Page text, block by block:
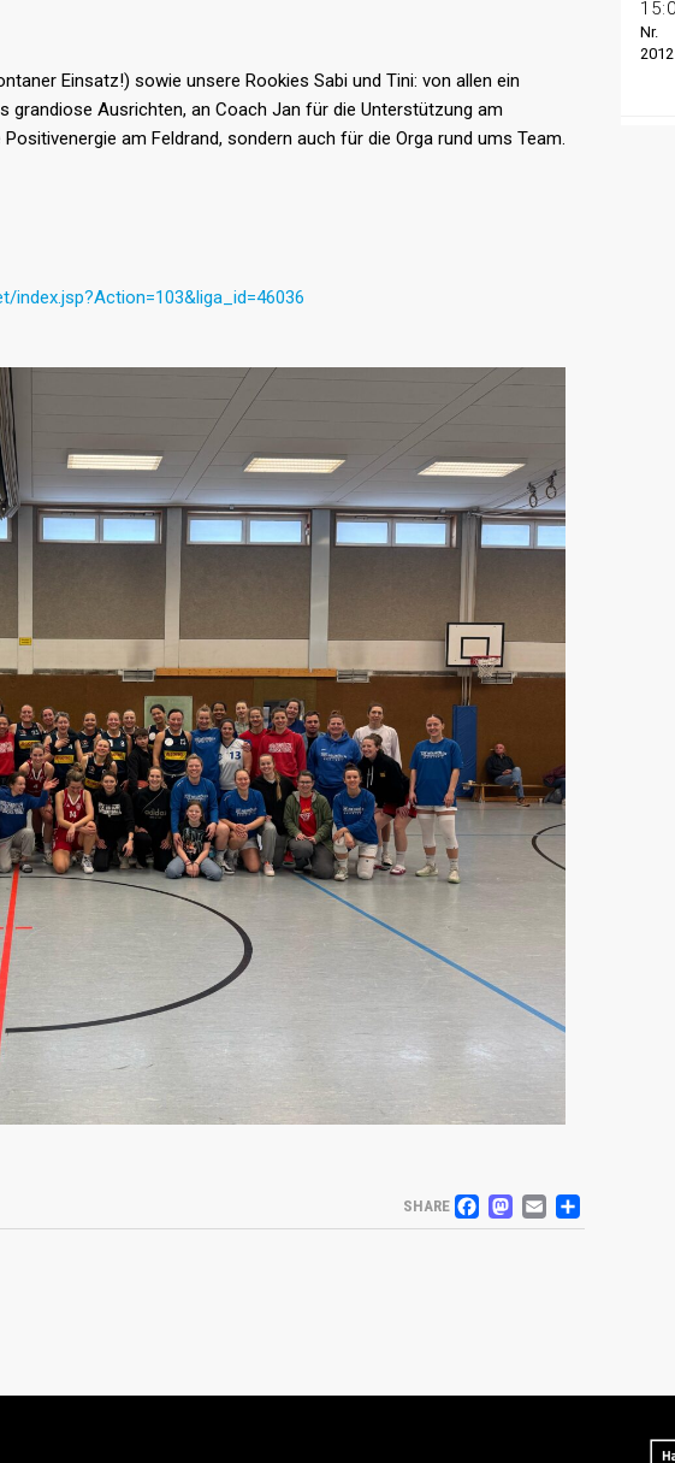
Einsatz!) sowie unsere Rookies Sabi und Tini: von allen ein
grandiose Ausrichten, an Coach Jan für die Unterstützung am
am Feldrand, sondern auch für die Orga rund ums Team.
index.jsp?Action=103&liga_id=46036
SHARE FACEBOOK
MASTODON
EMAIL